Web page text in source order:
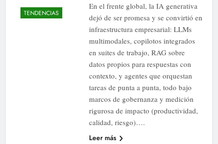
TENDENCIAS
En el frente global, la IA generativa
dejó de ser promesa y se convirtió en
infraestructura empresarial: LLMs
multimodales, copilotos integrados
en suites de trabajo, RAG sobre
datos propios para respuestas con
contexto, y agentes que orquestan
tareas de punta a punta, todo bajo
marcos de gobernanza y medición
rigurosa de impacto (productividad,
calidad, riesgo)….
Leer más